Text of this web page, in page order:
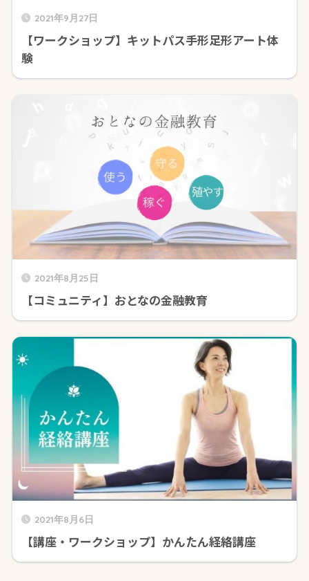
2021年9月27日
【ワークショップ】キットパス手形足形アート体
験
2021年8月25日
【コミュニティ】おとなの金融教育
2021年8月6日
【講座・ワークショップ】かんたん経絡講座